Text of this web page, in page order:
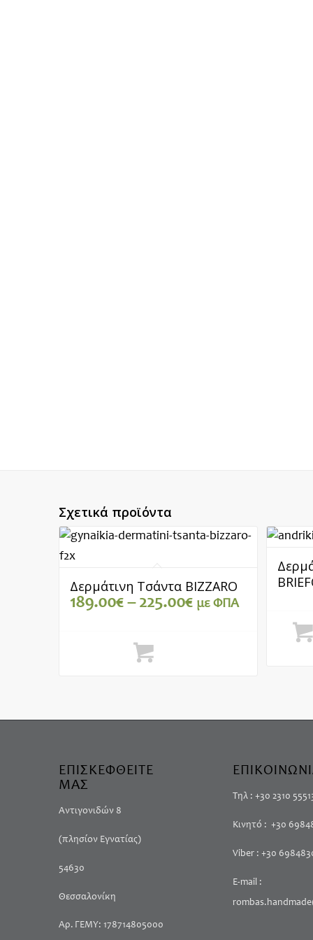
Σχετικά προϊόντα
Δερμάτινη Τσάντα BIZZARO
189.00€ – 225.00€Price
με ΦΠΑ
ΕΠΙΣΚΕΦΘΕΙΤΕ
ΜΑΣ
Αντιγονιδών 8
(πλησίον Εγνατίας)
54630
Θεσσαλονίκη
Αρ. ΓΕΜΥ: 178714805000
Τηλ : +30 2310
Κινητό : +30
Viber : +30
E-mail :